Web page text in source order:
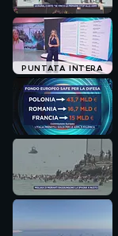
PUNTATA INTERA